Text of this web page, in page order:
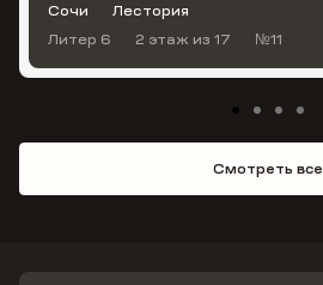
Сочи
Лестория
Литер 6
2 этаж из 17 №11
Смотреть все